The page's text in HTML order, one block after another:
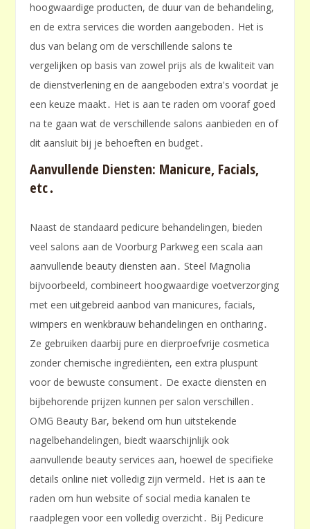
hoogwaardige producten, de duur van de behandeling,
en de extra services die worden aangeboden․ Het is
dus van belang om de verschillende salons te
vergelijken op basis van zowel prijs als de kwaliteit van
de dienstverlening en de aangeboden extra's voordat je
een keuze maakt․ Het is aan te raden om vooraf goed
na te gaan wat de verschillende salons aanbieden en of
dit aansluit bij je behoeften en budget․
Aanvullende Diensten: Manicure, Facials,
etc․
Naast de standaard pedicure behandelingen, bieden
veel salons aan de Voorburg Parkweg een scala aan
aanvullende beauty diensten aan․ Steel Magnolia
bijvoorbeeld, combineert hoogwaardige voetverzorging
met een uitgebreid aanbod van manicures, facials,
wimpers en wenkbrauw behandelingen en ontharing․
Ze gebruiken daarbij pure en dierproefvrije cosmetica
zonder chemische ingrediënten, een extra pluspunt
voor de bewuste consument․ De exacte diensten en
bijbehorende prijzen kunnen per salon verschillen․
OMG Beauty Bar, bekend om hun uitstekende
nagelbehandelingen, biedt waarschijnlijk ook
aanvullende beauty services aan, hoewel de specifieke
details online niet volledig zijn vermeld․ Het is aan te
raden om hun website of social media kanalen te
raadplegen voor een volledig overzicht․ Bij Pedicure